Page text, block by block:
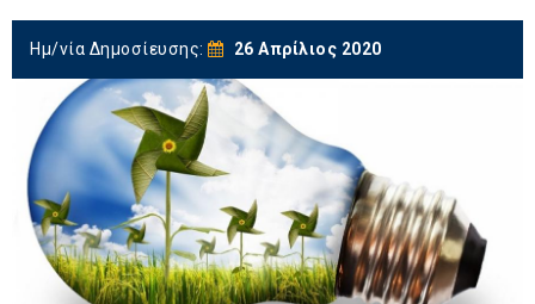
Ημ/νία Δημοσίευσης: 26 Απρίλιος 2020